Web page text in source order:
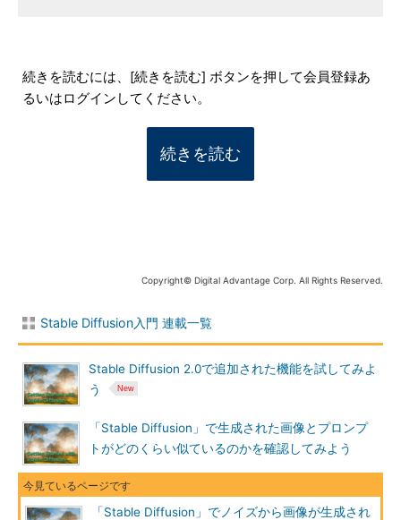
続きを読むには、[続きを読む] ボタンを押して会員登録あ
るいはログインしてください。
続きを読む
Copyright© Digital Advantage Corp. All Rights Reserved.
Stable Diffusion入門 連載一覧
Stable Diffusion 2.0で追加された機能を試してみよ
う
「Stable Diffusion」で生成された画像とプロンプ
トがどのくらい似ているのかを確認してみよう
「Stable Diffusion」でノイズから画像が生成され